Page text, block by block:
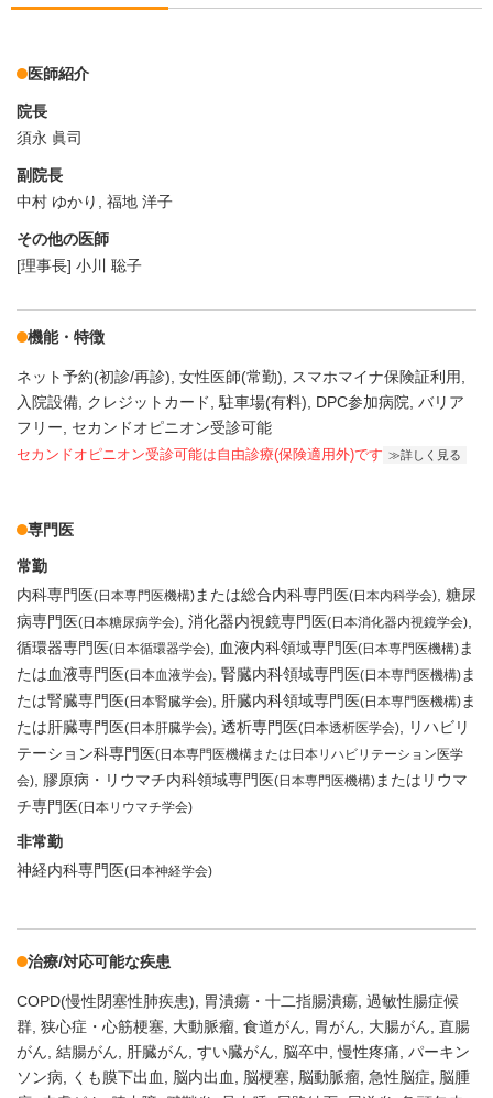
医師紹介
院長
須永 眞司
副院長
中村 ゆかり, 福地 洋子
その他の医師
[理事長] 小川 聡子
機能・特徴
ネット予約(初診/再診) 女性医師(常勤)
スマホマイナ保険証利用
入院設備 クレジットカード 駐車場(有料) DPC参加病院 バリア
フリー
セカンドオピニオン受診可能
セカンドオピニオン受診可能は自由診療(保険適用外)です 詳しく見る
専門医
常勤
内科専門医(日本専門医機構)または総合内科専門医(日本内科学会) 糖尿
病専門医(日本糖尿病学会) 消化器内視鏡専門医(日本消化器内視鏡学会)
循環器専門医(日本循環器学会) 血液内科領域専門医(日本専門医機構)ま
たは血液専門医(日本血液学会) 腎臓内科領域専門医(日本専門医機構)ま
たは腎臓専門医(日本腎臓学会) 肝臓内科領域専門医(日本専門医機構)ま
たは肝臓専門医(日本肝臓学会) 透析専門医(日本透析医学会)
リハビリ
テーション科専門医(日本専門医機構または日本リハビリテーション医学
会)
膠原病・リウマチ内科領域専門医(日本専門医機構)またはリウマ
チ専門医(日本リウマチ学会)
非常勤
神経内科専門医(日本神経学会)
治療/対応可能な疾患
COPD(慢性閉塞性肺疾患) 胃潰瘍・十二指腸潰瘍 過敏性腸症候
群 狭心症・心筋梗塞 大動脈瘤 食道がん 胃がん 大腸がん 直腸
がん 結腸がん 肝臓がん すい臓がん 脳卒中 慢性疼痛 パーキン
ソン病
くも膜下出血 脳内出血 脳梗塞 脳動脈瘤 急性脳症
脳腫